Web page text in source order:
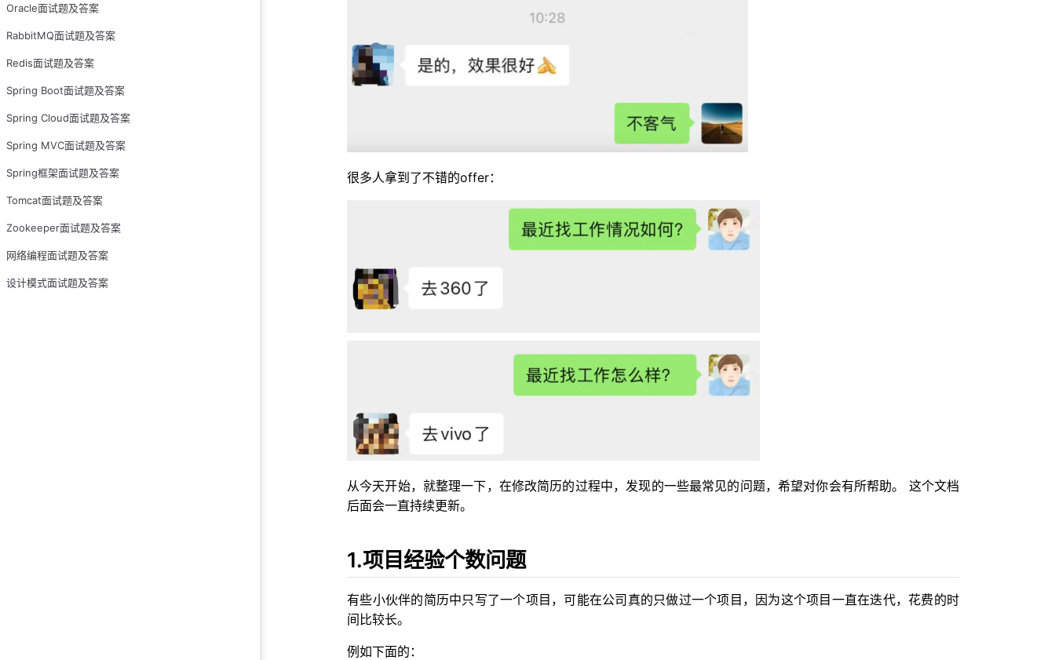
Oracle面试题及答案
RabbitMQ面试题及答案
Redis面试题及答案
Spring Boot面试题及答案
Spring Cloud面试题及答案
Spring MVC面试题及答案
Spring框架面试题及答案
Tomcat面试题及答案
Zookeeper面试题及答案
网络编程面试题及答案
设计模式面试题及答案
很多人拿到了不错的offer：
从今天开始，就整理一下，在修改简历的过程中，发现的一些最常见的问题，希望对你会有所帮助。 这个文档
后面会一直持续更新。
1.项目经验个数问题
有些小伙伴的简历中只写了一个项目，可能在公司真的只做过一个项目，因为这个项目一直在迭代，花费的时
间比较长。
例如下面的：